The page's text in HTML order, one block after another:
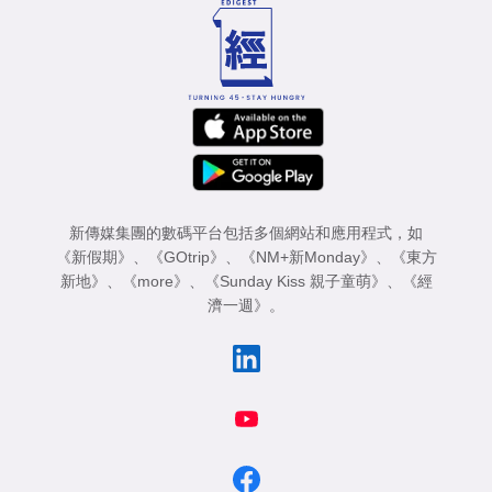
新傳媒集團的數碼平台包括多個網站和應用程式，如
《新假期》 、 《GOtrip》 、 《NM+新Monday》 、
《東方
新地》 、 《more》 、 《Sunday Kiss 親子童萌》 、
《經
濟一週》 。